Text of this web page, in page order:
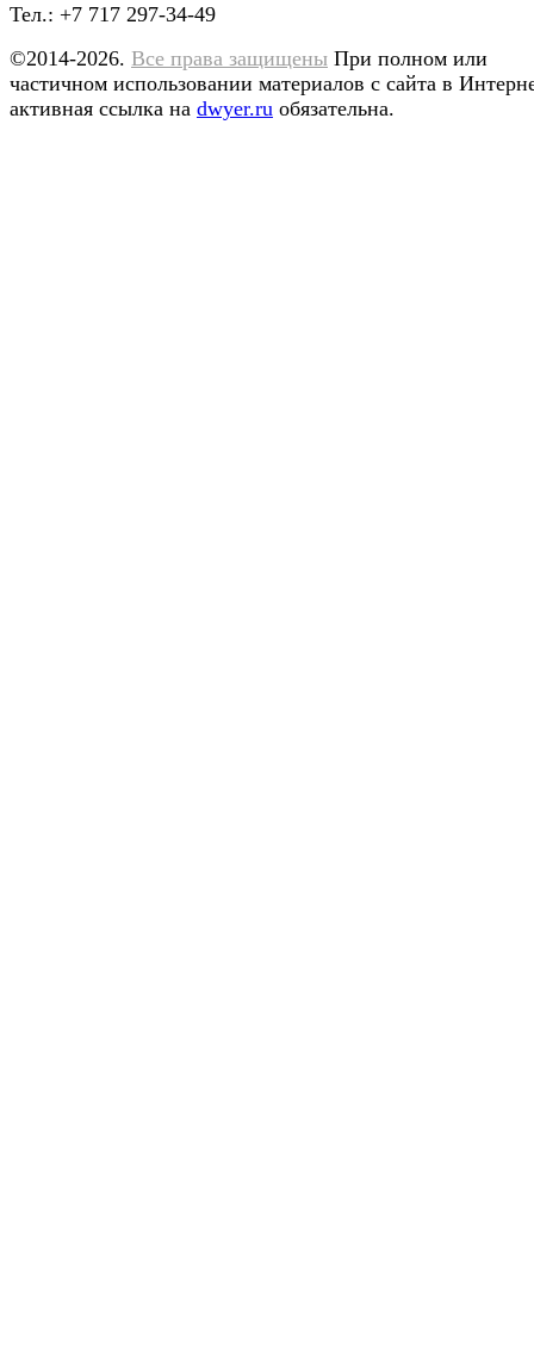
Тел.: +7 717 297-34-49
©2014-2026. Все права защищены При полном или
частичном использовании материалов с сайта в
активная ссылка на dwyer.ru обязательна.